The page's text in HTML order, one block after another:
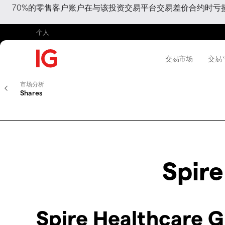
70%的零售客户账户在与该投资交易平台交易差价合约时
个人
交易市场 交易
市场分析
Shares
Spire Healthcare